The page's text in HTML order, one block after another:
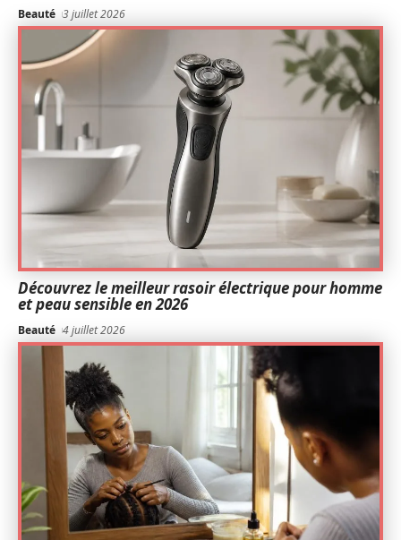
Beauté 3 juillet 2026
Découvrez le meilleur rasoir électrique pour homme
et peau sensible en 2026
Beauté 4 juillet 2026